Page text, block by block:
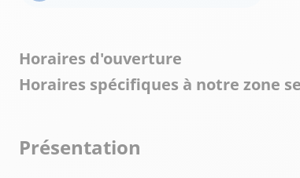
Horaires d'ouverture
Horaires spécifiques à notre zone
Présentation